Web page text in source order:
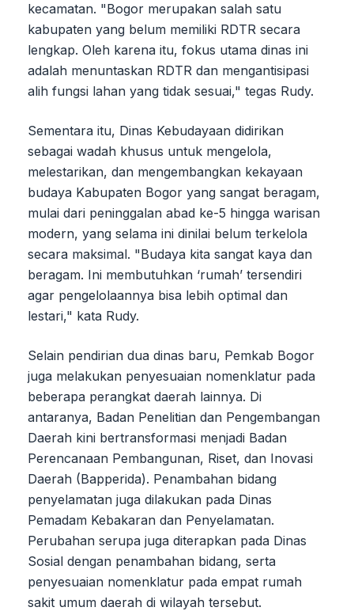
kecamatan. "Bogor merupakan salah satu
kabupaten yang belum memiliki RDTR secara
lengkap. Oleh karena itu, fokus utama dinas ini
adalah menuntaskan RDTR dan mengantisipasi
alih fungsi lahan yang tidak sesuai," tegas Rudy.
Sementara itu, Dinas Kebudayaan didirikan
sebagai wadah khusus untuk mengelola,
melestarikan, dan mengembangkan kekayaan
budaya Kabupaten Bogor yang sangat beragam,
mulai dari peninggalan abad ke-5 hingga warisan
modern, yang selama ini dinilai belum terkelola
secara maksimal. "Budaya kita sangat kaya dan
beragam. Ini membutuhkan ‘rumah’ tersendiri
agar pengelolaannya bisa lebih optimal dan
lestari," kata Rudy.
Selain pendirian dua dinas baru, Pemkab Bogor
juga melakukan penyesuaian nomenklatur pada
beberapa perangkat daerah lainnya. Di
antaranya, Badan Penelitian dan Pengembangan
Daerah kini bertransformasi menjadi Badan
Perencanaan Pembangunan, Riset, dan Inovasi
Daerah (Bapperida). Penambahan bidang
penyelamatan juga dilakukan pada Dinas
Pemadam Kebakaran dan Penyelamatan.
Perubahan serupa juga diterapkan pada Dinas
Sosial dengan penambahan bidang, serta
penyesuaian nomenklatur pada empat rumah
sakit umum daerah di wilayah tersebut.